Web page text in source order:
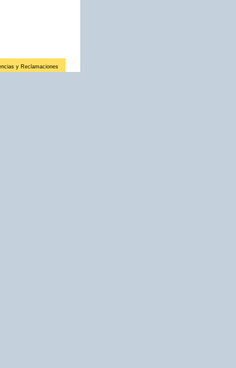
y Reclamaciones